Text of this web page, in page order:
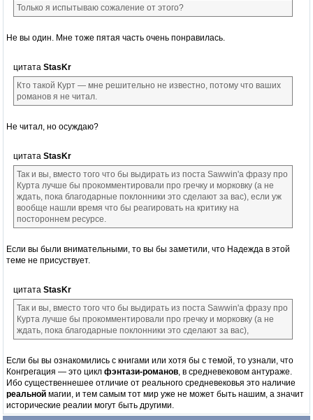
Только я испытываю сожаление от этого?
Не вы один. Мне тоже пятая часть очень понравилась.
цитата StasKr
Кто такой Курт — мне решительно не известно, потому что ваших
романов я не читал.
Не читал, но осуждаю?
цитата StasKr
Так и вы, вместо того что бы выдирать из поста Sawwin'а фразу про
Курта лучше бы прокомментировали про гречку и морковку (а не
ждать, пока благодарные поклонники это сделают за вас), если уж
вообще нашли время что бы реагировать на критику на
постороннем ресурсе.
Если вы были внимательными, то вы бы заметили, что Надежда в этой
теме не присуствует.
цитата StasKr
Так и вы, вместо того что бы выдирать из поста Sawwin'а фразу про
Курта лучше бы прокомментировали про гречку и морковку (а не
ждать, пока благодарные поклонники это сделают за вас),
Если бы вы ознакомились с книгами или хотя бы с темой, то узнали, что
Конгрегация — это цикл фэнтази-романов, в средневековом антураже.
Ибо существеннешее отличие от реального средневековья это наличие
реальной магии, и тем самым тот мир уже не может быть нашим, а значит
исторические реалии могут быть другими.